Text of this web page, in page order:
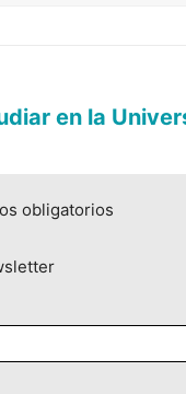
en la
obligatorios